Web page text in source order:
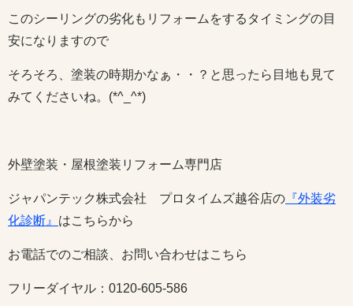
このシーリングの劣化もリフォームをするタイミングの目
安になりますので
そろそろ、塗装の時期かなぁ・・？と思ったら目地も見て
みてくださいね。(*^_^*)
外壁塗装・屋根塗装リフォーム専門店
ジャパンテック株式会社 プロタイムズ越谷店の 『外装劣
化診断』 はこちらから
お電話でのご相談、お問い合わせはこちら
フリーダイヤル：0120-605-586